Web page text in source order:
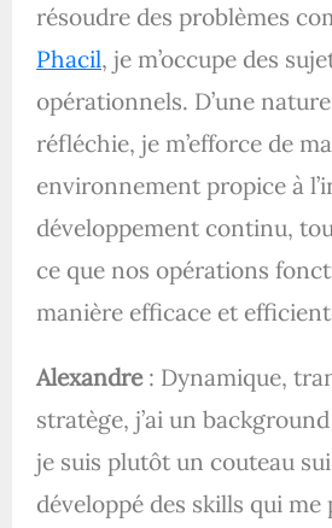
résoudre des problèmes
Phacil, je m’occupe des
opérationnels. D’une
réfléchie, je m’efforce de
environnement propice à
développement continu,
ce que nos opérations
manière efficace et
Alexandre: Dynamique,
stratège, j’ai un
je suis plutôt un couteau
développé des skills qui